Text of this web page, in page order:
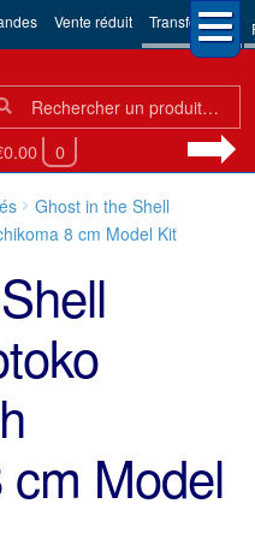
Vente réduit Transformers
0
Ghost in the Shell
8 cm Model Kit
Model